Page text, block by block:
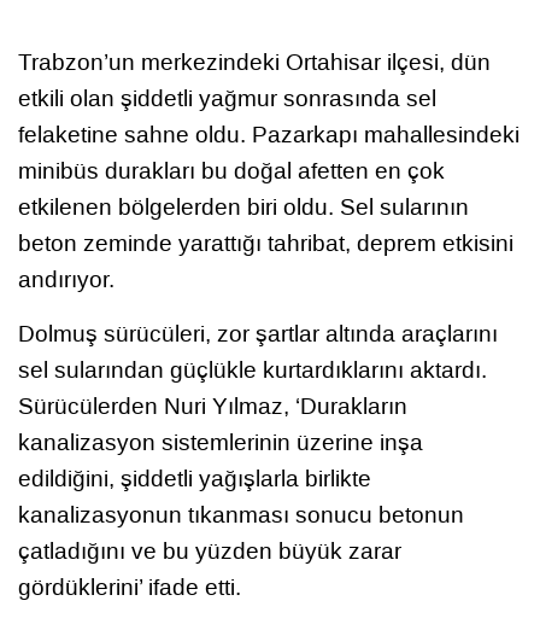
Trabzon’un merkezindeki Ortahisar ilçesi, dün
etkili olan şiddetli yağmur sonrasında sel
felaketine sahne oldu. Pazarkapı mahallesindeki
minibüs durakları bu doğal afetten en çok
etkilenen bölgelerden biri oldu. Sel sularının
beton zeminde yarattığı tahribat, deprem etkisini
andırıyor.
Dolmuş sürücüleri, zor şartlar altında araçlarını
sel sularından güçlükle kurtardıklarını aktardı.
Sürücülerden Nuri Yılmaz, ‘Durakların
kanalizasyon sistemlerinin üzerine inşa
edildiğini, şiddetli yağışlarla birlikte
kanalizasyonun tıkanması sonucu betonun
çatladığını ve bu yüzden büyük zarar
gördüklerini’ ifade etti.